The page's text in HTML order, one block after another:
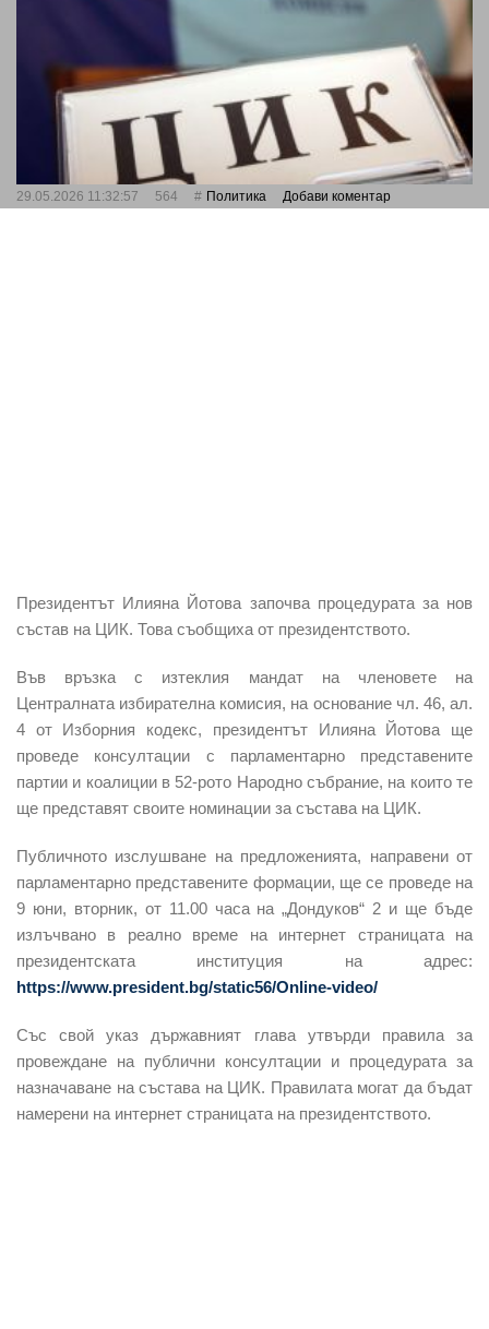
29.05.2026 11:32:57 564 Политика Добави коментар
Президентът Илияна Йотова започва процедурата за нов
състав на ЦИК. Това съобщиха от президентството.
Във връзка с изтеклия мандатна членовете на
Централната избирателна комисия, на основание чл. 46, ал.
4 от Изборния кодекс, президентът Илияна Йотова ще
проведе консултации с парламентарно представените
партии и коалиции в 52-рото Народно събрание, на които те
ще представят своите номинации за състава на ЦИК.
Публичното изслушване на предложенията, направени от
парламентарно представените формации, ще се проведе на
9 юни, вторник, от 11.00 часа на „Дондуков“ 2 и ще бъде
излъчвано в реално време на интернет страницата на
президентската институция на адрес:
https://www.president.bg/static56/Online-video/
Със свой указ държавният глава утвърди правилаза
провеждане на публични консултации и процедурата за
назначаване на състава на ЦИК. Правилата могат да бъдат
намерени на интернет страницата на президентството.